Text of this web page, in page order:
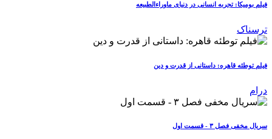
فیلم بومیکا: تجربه انسانی در دنیای ماوراءالطبیعه
ترسناک
فیلم توطئه قاهره: داستانی از قدرت و دین
درام
سریال مخفی فصل ۳ - قسمت اول